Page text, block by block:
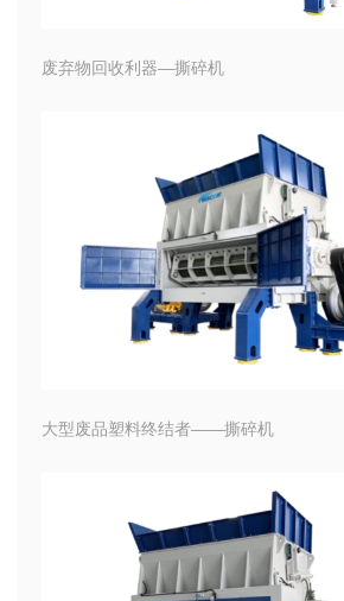
废弃物回收利器—撕碎机
大型废品塑料终结者——撕碎机